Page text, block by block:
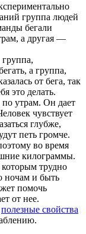
группа людей
бегали
а другая —
группа,
а группа,
от бега, так
это делать.
по утрам. Он дает
чувствует
глубже,
петь громче.
во время
килограммы.
трудно
ночам и быть
помочь
от нее.
полезные свойства